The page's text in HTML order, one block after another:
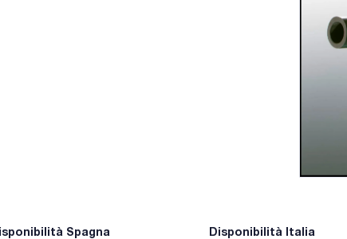
Spagna Disponibilità Italia